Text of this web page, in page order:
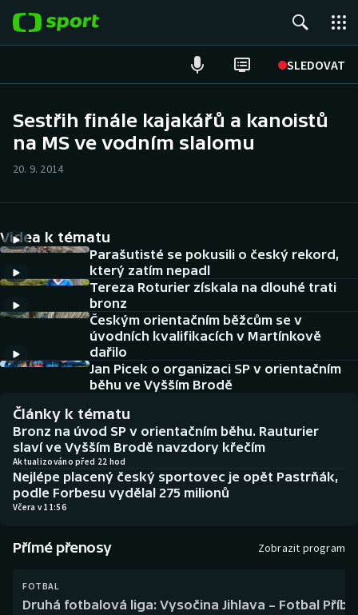
SLEDOVAT
Hokej
Cyklistika
DALŠÍ SPORTY
Americký fotbal
Baseball a softbal
Basketbal
Biatlon
Boby a skeleton
Dostihy
NEPŘEHLÉDNĚTE
Soutěže
Historické návraty
Aplikace ČT sport
AZ kvíz
Sestřih finále kajakářů a kanoistů
na MS ve vodním slalomu
20. 9. 2014
Videa k tématu
Parašutisté se pokusili o český rekord,
který zatím nepadl
Tereza Roturier získala na dlouhé trati
bronz
Českým orientačním běžcům se v
úvodních kvalifikacích v Martínkově
dařilo
Jan Picek o organizaci SP v orientačním
běhu ve Vyšším Brodě
Články k tématu
Bronz na úvod SP v orientačním běhu. Rauturier
slaví ve Vyšším Brodě navzdory křečím
Aktualizováno před 22 hod
Nejlépe placený český sportovec je opět Pastrňák,
podle Forbesu vydělal 275 milionů
Včera v 11:56
Přímé přenosy Zobrazit program
FOTBAL
Druhá fotbalová liga: Vysočina Jihlava – Fotbal